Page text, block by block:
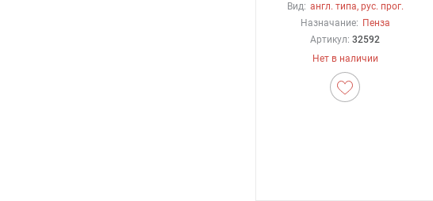
Вид: англ. типа, рус. прог.
Назначание: Пенза
Артикул:32592
Нет в наличии